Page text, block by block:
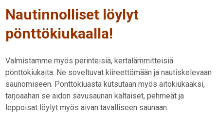
Nautinnolliset löylyt
pönttökiukaalla!
Valmistamme myös perinteisiä, kertalämmitteisiä
pönttökiukaita. Ne soveltuvat kiireettömään ja nautiskelevaan
saunomiseen. Pönttökiuasta kutsutaan myös aitokiukaaksi,
tarjoaahan se aidon savusaunan kaltaiset, pehmeät ja
leppoisat löylyt myös aivan tavalliseen saunaan.